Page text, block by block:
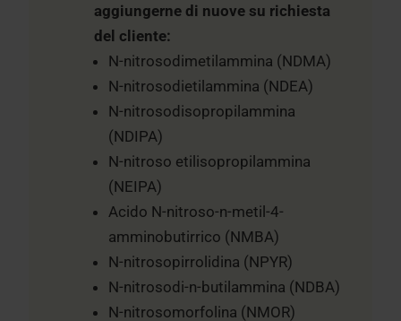
aggiungerne di nuove su richiesta
del cliente:
N-nitrosodimetilammina (NDMA)
N-nitrosodietilammina (NDEA)
N-nitrosodisopropilammina
(NDIPA)
N-nitroso etilisopropilammina
(NEIPA)
Acido N-nitroso-n-metil-4-
amminobutirrico (NMBA)
N-nitrosopirrolidina (NPYR)
N-nitrosodi-n-butilammina (NDBA)
N-nitrosomorfolina (NMOR)